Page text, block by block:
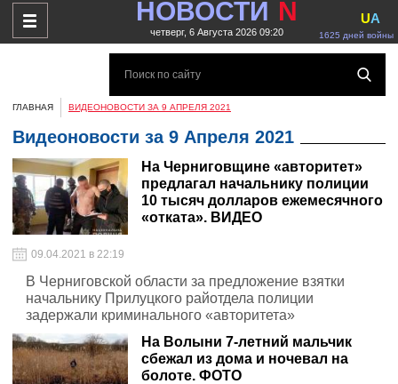
НОВОСТИ N
четверг, 6 Августа 2026 09:20 1625 дней войны
UA
ГЛАВНАЯ ВИДЕОНОВОСТИ ЗА 9 АПРЕЛЯ 2021
Видеоновости за 9 Апреля 2021
На Черниговщине «авторитет»
предлагал начальнику полиции
10 тысяч долларов ежемесячного
«отката». ВИДЕО
09.04.2021 в 22:19
В Черниговской области за предложение взятки
начальнику Прилуцкого райотдела полиции
задержали криминального «авторитета»
На Волыни 7-летний мальчик
сбежал из дома и ночевал на
болоте. ФОТО